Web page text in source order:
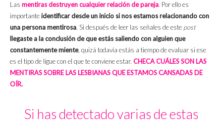
Las mentiras destruyen cualquier relación de pareja. Por ello es
importanteidentificar desde un inicio si nos estamos relacionando con
una persona mentirosa. Si después de leer las señales de este post
llegaste a la conclusión de que estás saliendo con alguien que
constantemente miente, quizá todavía estás a tiempo de evaluar si ese
es el tipo de ligue con el que te conviene estar. CHECA CUÁLES SON LAS
MENTIRAS SOBRE LAS LESBIANAS QUE ESTAMOS CANSADAS DE
OÍR.
Si has detectado varias de estas